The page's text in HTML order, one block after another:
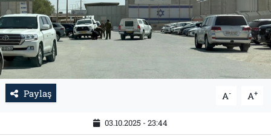
Paylaş A- A+
03.10.2025 - 23:44